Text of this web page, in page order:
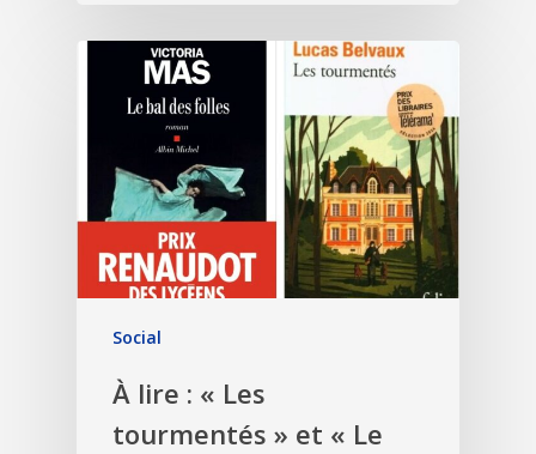
Social
À lire : « Les
tourmentés » et « Le